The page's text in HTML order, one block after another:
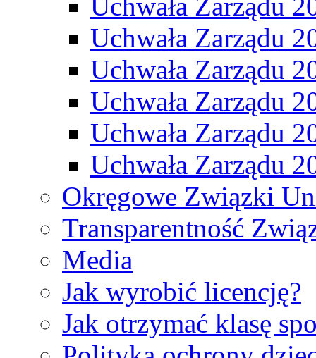
Uchwała Zarządu
Uchwała Zarządu
Uchwała Zarządu
Uchwała Zarządu
Uchwała Zarządu
Okręgowe Związki
Transparentność
Media
Jak wyrobić licencję?
Jak otrzymać klasę